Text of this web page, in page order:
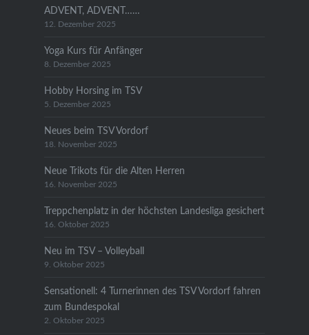
ADVENT, ADVENT……
12. Dezember 2025
Yoga Kurs für Anfänger
8. Dezember 2025
Hobby Horsing im TSV
5. Dezember 2025
Neues beim TSV Vordorf
18. November 2025
Neue Trikots für die Alten Herren
16. November 2025
Treppchenplatz in der höchsten Landesliga gesichert
16. Oktober 2025
Neu im TSV – Volleyball
9. Oktober 2025
Sensationell: 4 Turnerinnen des TSV Vordorf fahren
zum Bundespokal
2. Oktober 2025